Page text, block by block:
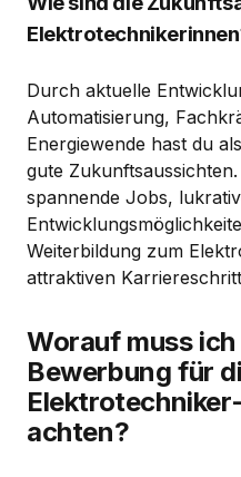
Durch aktuelle
Automatisierung,
Energiewende hast du
gute
spannende Jobs,
Weiterbildung zum
attraktiven
Worauf muss
Bewerbung für
achten?